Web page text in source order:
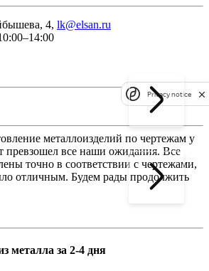
4, lk@elsan.ru
металлоизделий по чертежам у
превзошел все наши ожидания. Все
точно в соответствии с чертежами,
отличным. Будем рады продолжить
металла за 2-4 дня
Privacy notice